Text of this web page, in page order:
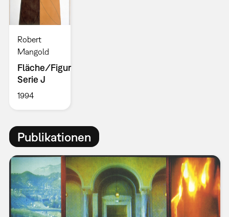
Robert
Mangold
Fläche/Figur
Serie J
1994
Publikationen